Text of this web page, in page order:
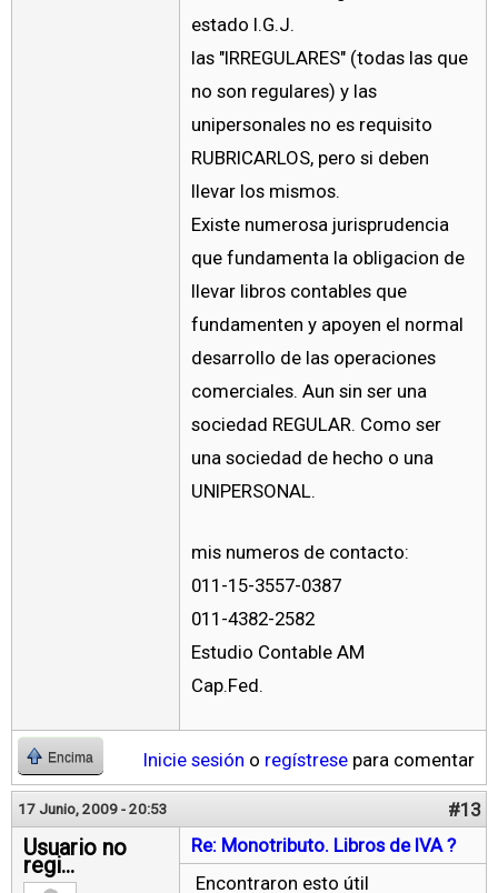
estado I.G.J.
las "IRREGULARES" (todas las que
no son regulares) y las
unipersonales no es requisito
RUBRICARLOS, pero si deben
llevar los mismos.
Existe numerosa jurisprudencia
que fundamenta la obligacion de
llevar libros contables que
fundamenten y apoyen el normal
desarrollo de las operaciones
comerciales. Aun sin ser una
sociedad REGULAR. Como ser
una sociedad de hecho o una
UNIPERSONAL.
mis numeros de contacto:
011-15-3557-0387
011-4382-2582
Estudio Contable AM
Cap.Fed.
Encima Inicie sesión o regístrese para comentar
17 Junio, 2009 - 20:53 #13
Usuario no
regi...
Re: Monotributo. Libros de IVA ?
Encontraron esto útil